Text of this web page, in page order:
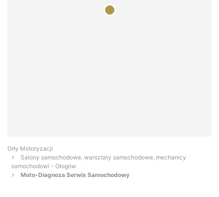
Orły Motoryzacji
Salony samochodowe, warsztaty samochodowe, mechanicy
samochodowi - Głogów
Moto-Diagnoza Serwis Samochodowy